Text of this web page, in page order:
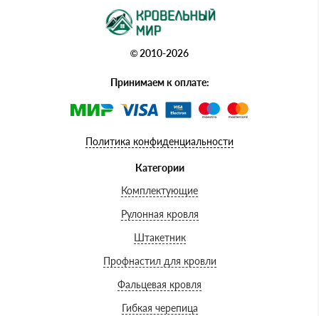
© 2010-2026
Принимаем к оплате:
Политика конфиденциальности
Категории
Комплектующие
Рулонная кровля
Штакетник
Профнастил для кровли
Фальцевая кровля
Гибкая черепица